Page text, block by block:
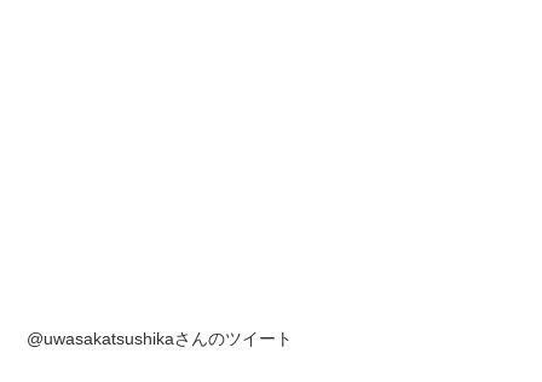
@uwasakatsushikaさんのツイート